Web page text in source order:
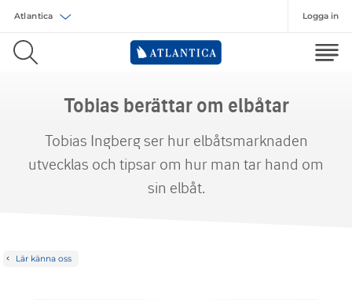
Välj försäkring
Logga in
Tobias berättar om elbåtar
Tobias Ingberg ser hur elbåtsmarknaden
utvecklas och tipsar om hur man tar hand om
sin elbåt.
Lär känna oss